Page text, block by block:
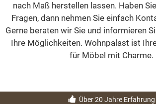
nach Maß herstellen lassen. Haben
Fragen, dann nehmen Sie einfach
Gerne beraten wir Sie und informieren
Ihre Möglichkeiten. Wohnpalast ist
für Möbel mit Charme.
Über 20 Jahre Erfahrung